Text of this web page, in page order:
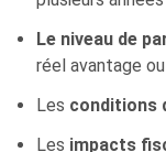
Le niveau de
réel avantage
Les conditions
Les impacts